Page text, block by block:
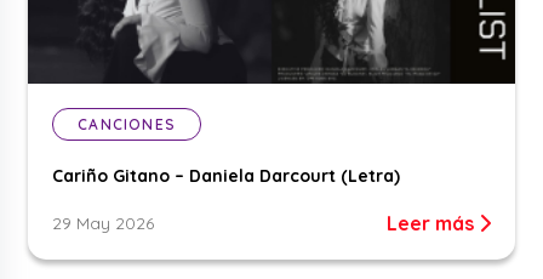
CANCIONES
Cariño Gitano – Daniela Darcourt (Letra)
29 May 2026 Leer más